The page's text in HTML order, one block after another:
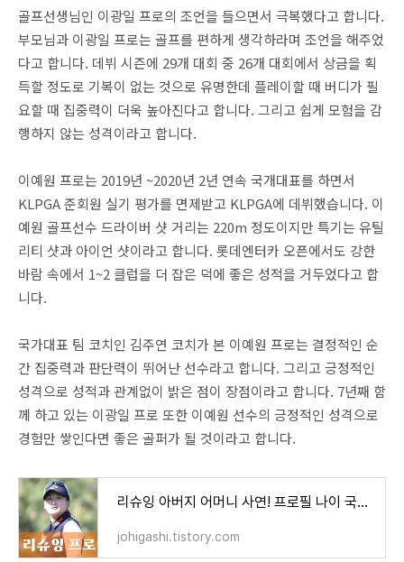
골프선생님인 이광일 프로의 조언을 들으면서 극복했다고 합니다.
부모님과 이광일 프로는 골프를 편하게 생각하라며 조언을 해주었
다고 합니다. 데뷔 시즌에 29개 대회 중 26개 대회에서 상금을 획
득할 정도로 기복이 없는 것으로 유명한데 플레이할 때 버디가 필
요할 때 집중력이 더욱 높아진다고 합니다. 그리고 쉽게 모험을 감
행하지 않는 성격이라고 합니다.
이예원 프로는 2019년 ~2020년 2년 연속 국개대표를 하면서
KLPGA 준회원 실기 평가를 면제받고 KLPGA에 데뷔했습니다. 이
예원 골프선수 드라이버 샷 거리는 220m 정도이지만 특기는 유틸
리티 샷과 아이언 샷이라고 합니다. 롯데엔터카 오픈에서도 강한
바람 속에서 1~2 클럽을 더 잡은 덕에 좋은 성적을 거두었다고 합
니다.
국가대표 팀 코치인 김주연 코치가 본 이예원 프로는 결정적인 순
간 집중력과 판단력이 뛰어난 선수라고 합니다. 그리고 긍정적인
성격으로 성적과 관계없이 밝은 점이 장점이라고 합니다. 7년째 함
께 하고 있는 이광일 프로 또한 이예원 선수의 긍정적인 성격으로
경험만 쌓인다면 좋은 골퍼가 될 것이라고 합니다.
리슈잉 아버지 어머니 사연! 프로필 나이 국적 프로 골프선수 일정 이숙영
johigashi.tistory.com